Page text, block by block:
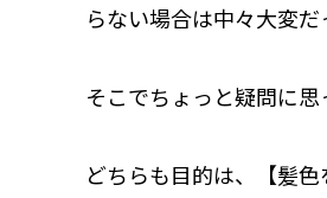
らない場合は中々大変
そこでちょっと疑問に
どちらも目的は、【髪